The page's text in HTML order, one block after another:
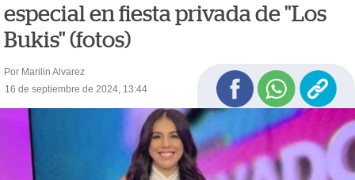
especial en fiesta privada de "Los
Bukis" (fotos)
Por Marilin Alvarez
16 de septiembre de 2024, 13:44